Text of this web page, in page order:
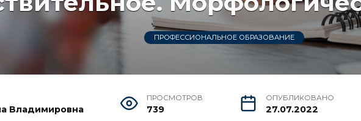
ПРОФЕССИОНАЛЬНОЕ ОБРАЗОВАНИЕ
Владимировна
ПРОСМОТРОВ
739
ОПУБЛИКОВАНО
27.07.2022